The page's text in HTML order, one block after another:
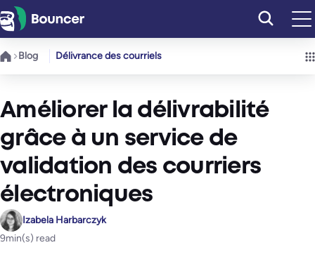
Aller
au
contenu
Blog Délivrance des courriels
Améliorer la délivrabilité
grâce à un service de
validation des courriers
électroniques
Izabela Harbarczyk
9min(s) read